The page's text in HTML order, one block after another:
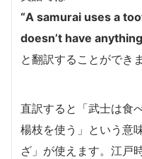
“A samurai uses a
doesn’t have
と翻訳することができま
直訳すると「武士は食
楊枝を使う」という意
ざ」が使えます。江戸